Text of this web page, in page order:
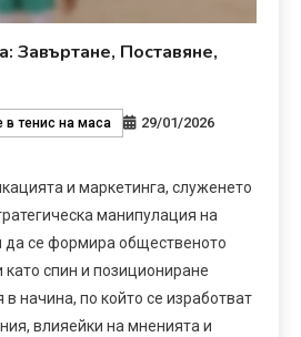
Завъртане, Поставяне,
в тенис на маса
29/01/2026
и маркетинга, служенето
манипулация на
се формира общественото
като спин и позициониране
начина, по който се изработват
влияейки на мненията и